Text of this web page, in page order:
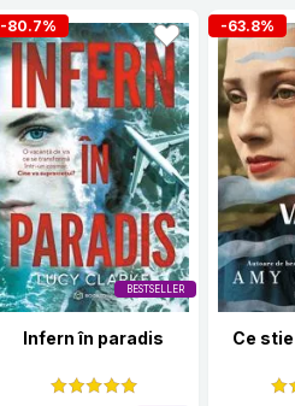
BESTSELLER
-80.7%
Infern în paradis
-63.8%
Ce